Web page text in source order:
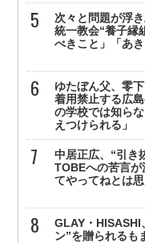
次々と問題が浮
統一教会“養子縁
べきこと」「あき
ゆたぼん父、零
着用禁止する広
の学校では知ら
えつけられる」
中居正広、“引き
TOBEへの苦言
てやってねとは思
GLAY・HISASHI
ン”を贈られるも